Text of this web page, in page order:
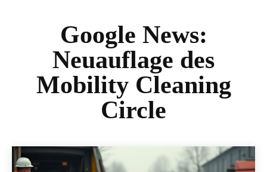
Google News:
Neuauflage des
Mobility Cleaning
Circle